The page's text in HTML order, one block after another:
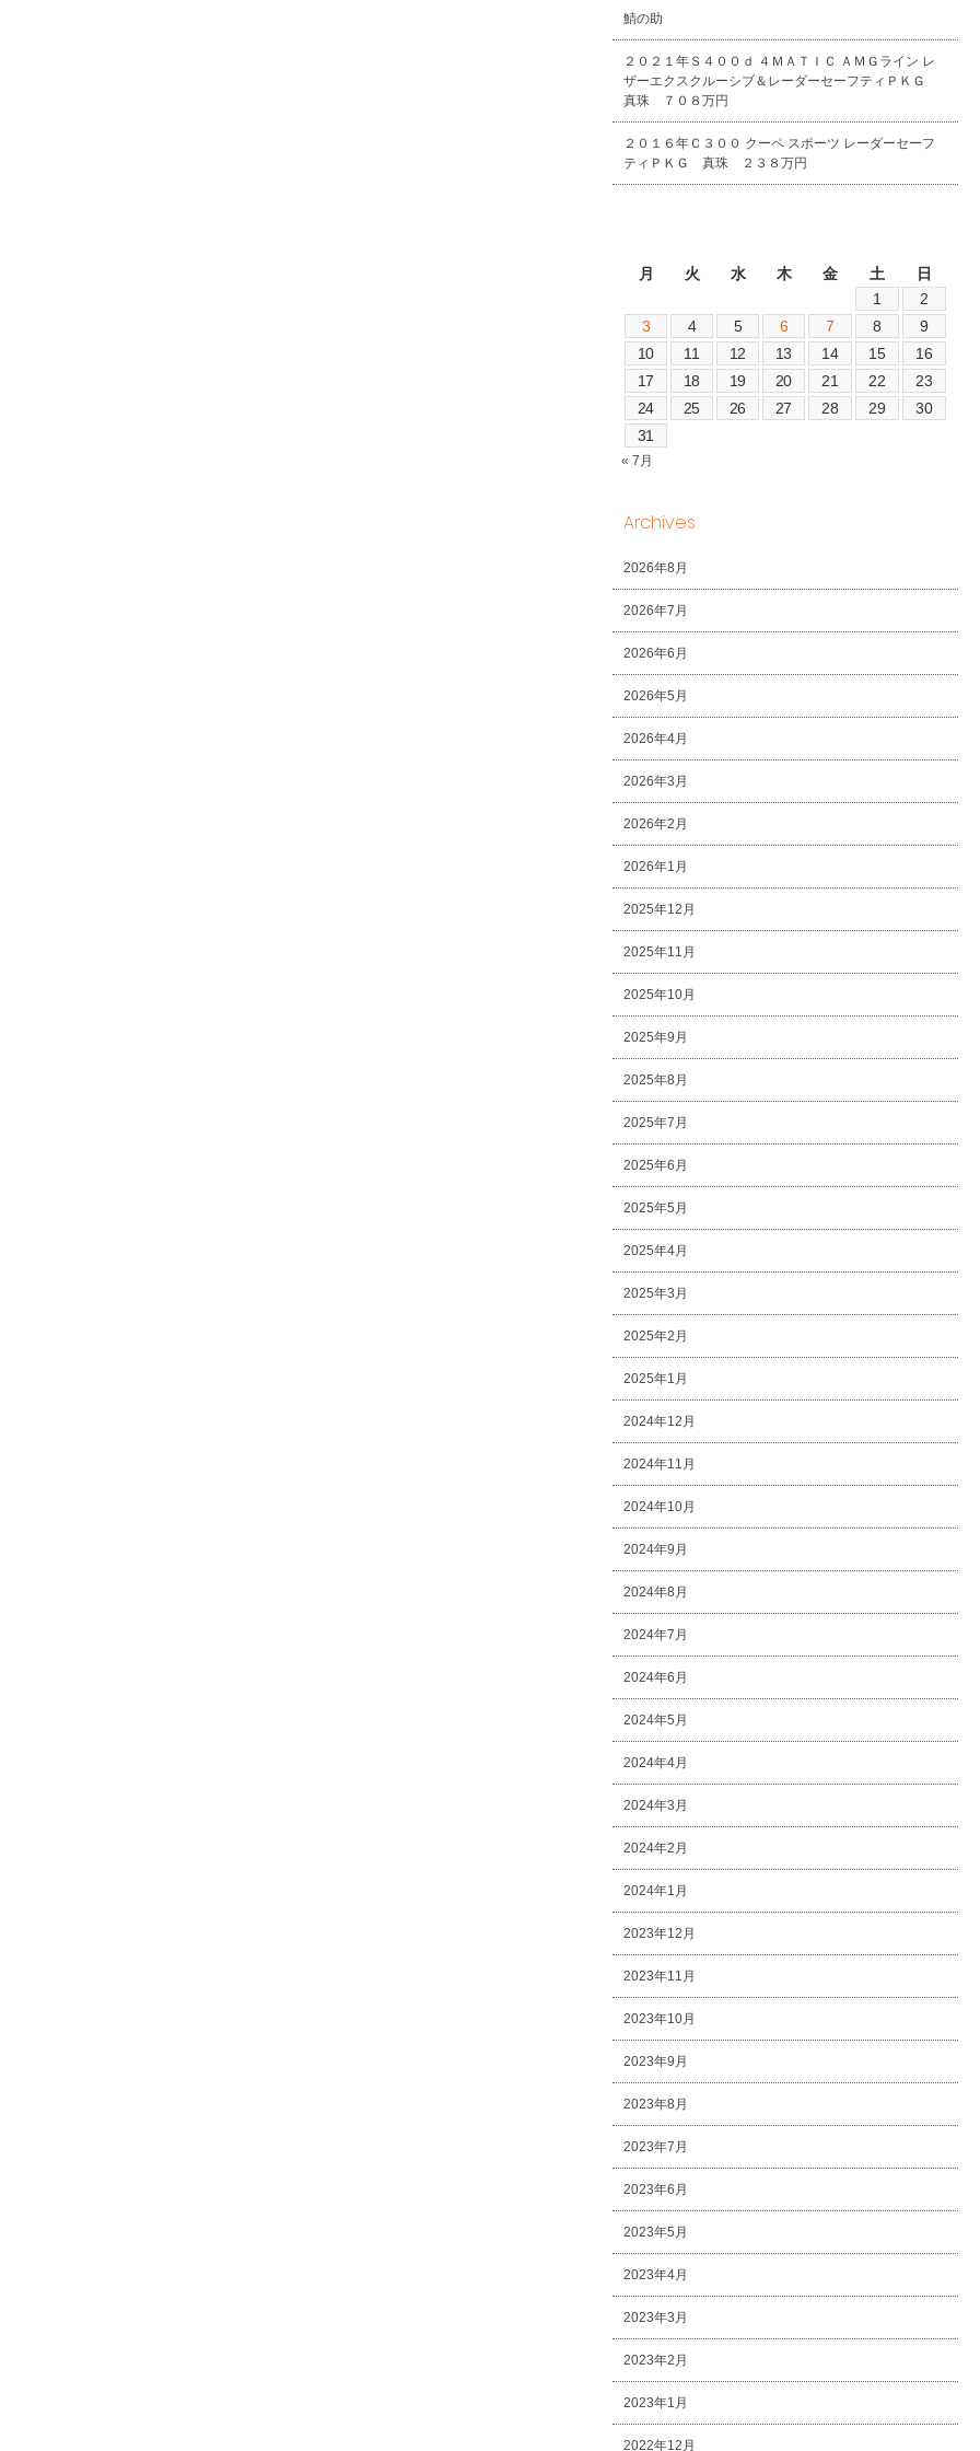
鯖の助
２０２１年Ｓ４００ｄ ４ＭＡＴＩＣ ＡＭＧライン レ
ザーエクスクルーシブ＆レーダーセーフティＰＫＧ
真珠 ７０８万円
２０１６年Ｃ３００ クーペ スポーツ レーダーセーフ
ティＰＫＧ 真珠 ２３８万円
月
火 水 木 金 土
日
1
2
3
4 5 6 7 8
9
10
11 12 13 14 15
16
17
18 19 20 21 22
23
24
25 26 27 28 29
30
31
« 7月
Archives
2026年8月
2026年7月
2026年6月
2026年5月
2026年4月
2026年3月
2026年2月
2026年1月
2025年12月
2025年11月
2025年10月
2025年9月
2025年8月
2025年7月
2025年6月
2025年5月
2025年4月
2025年3月
2025年2月
2025年1月
2024年12月
2024年11月
2024年10月
2024年9月
2024年8月
2024年7月
2024年6月
2024年5月
2024年4月
2024年3月
2024年2月
2024年1月
2023年12月
2023年11月
2023年10月
2023年9月
2023年8月
2023年7月
2023年6月
2023年5月
2023年4月
2023年3月
2023年2月
2023年1月
2022年12月